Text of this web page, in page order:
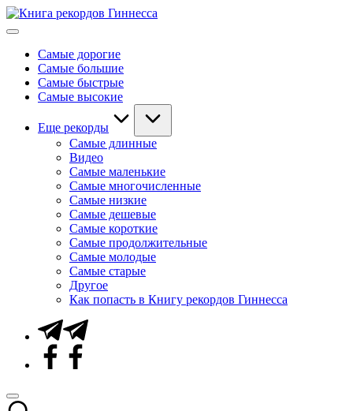
Перейти
к
Мировые
ГиннессаСамые дорогие
Самые большие
Самые быстрые
Самые высокие
Еще рекорды
Самые длинные
Видео
Самые маленькие
Самые многочисленные
Самые низкие
Самые дешевые
Самые короткие
Самые продолжительные
Самые молодые
Самые старые
Другое
Как попасть в Книгу рекордов Гиннесса
Telegram
Facebook